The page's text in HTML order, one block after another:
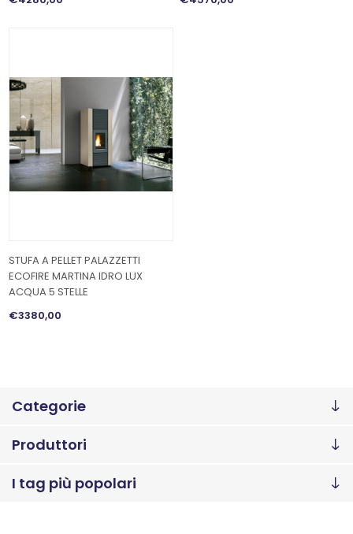
Categorie
Produttori
I tag più popolari
STUFA A PELLET PALAZZETTI
ECOFIRE MARTINA IDRO LUX
ACQUA 5 STELLE
€3380,00